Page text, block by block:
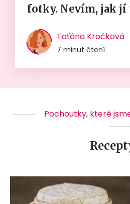
fotky. Nevím, jak jí
Taťána Kročková
7 minut čtení
Pochoutky, které